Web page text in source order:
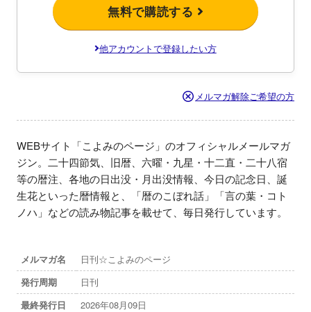
無料で購読する
他アカウントで登録したい方
メルマガ解除ご希望の方
WEBサイト「こよみのページ」のオフィシャルメールマガ
ジン。二十四節気、旧暦、六曜・九星・十二直・二十八宿
等の暦注、各地の日出没・月出没情報、今日の記念日、誕
生花といった暦情報と、「暦のこぼれ話」「言の葉・コト
ノハ」などの読み物記事を載せて、毎日発行しています。
メルマガ名
日刊☆こよみのページ
発行周期
日刊
最終発行日
2026年08月09日